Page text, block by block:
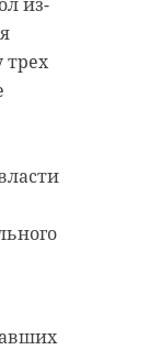
трех